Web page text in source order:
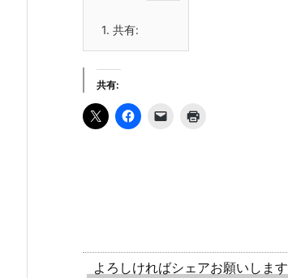
1. 共有:
共有:
よろしければシェアお願いします